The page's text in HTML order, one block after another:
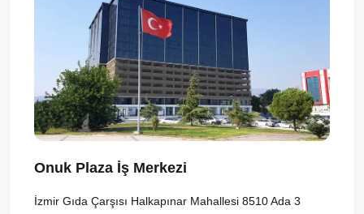
Onuk Plaza İş Merkezi
İzmir Gıda Çarşısı Halkapınar Mahallesi 8510 Ada 3